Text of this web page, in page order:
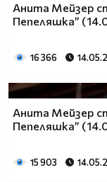
"Мис
по NOVA
Анита Мейзер
Пепеляшка”
16 366
Анита Мейзер
Пепеляшка”
15 903